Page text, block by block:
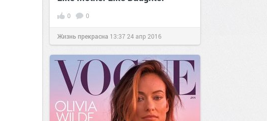
0 0
Жизнь прекрасна 13:37 24 апр 2016